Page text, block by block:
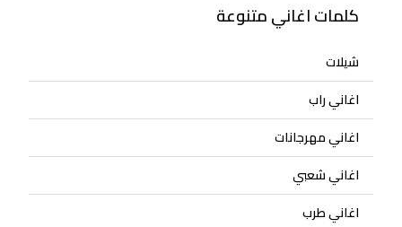
كلمات اغاني متنوعة
شيلات
اغاني راب
اغاني مهرجانات
اغاني شعبي
اغاني طرب